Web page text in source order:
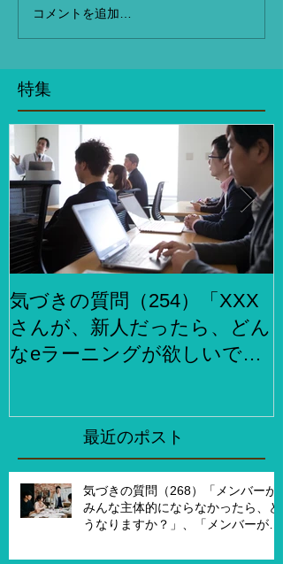
コメントを追加…
特集
気づきの質問（254）「XXX
さんが、新人だったら、どん
なeラーニングが欲しいです
のですか？」最近のポスト
気づきの質問（268）「メンバーが
みんな主体的にならなかったら、ど
うなりますか？」、「メンバーが主
を実現したいですか？」、「XXさん